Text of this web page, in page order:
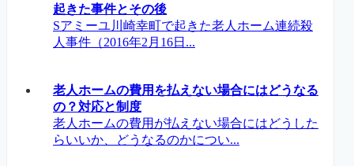
起きた事件とその後
Sアミーユ川崎幸町で起きた老人ホーム連続殺
人事件（2016年2月16日...
老人ホームの費用を払えない場合にはどうなる
の？対応と制度
老人ホームの費用が払えない場合にはどうした
らいいか、どうなるのかについ...